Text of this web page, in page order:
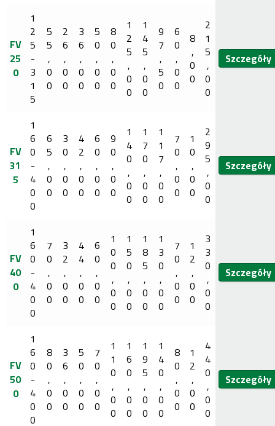
FV
25
0
1
2
5
-
3
1
5
5
5
,
0
0
2
6
,
0
0
3
6
,
0
0
5
0
,
0
0
8
0
,
0
0
1
2
5
,
0
0
1
4
5
,
0
0
9
7
,
5
0
6
0
,
0
0
8
,
0
0
2
1
5
,
0
0
Szczegóły
FV
31
5
1
6
0
-
4
0
0
6
5
,
0
0
3
0
,
0
0
4
2
,
0
0
6
0
,
0
0
9
0
,
0
0
1
4
0
,
0
0
1
7
0
,
0
0
1
1
7
,
0
0
7
0
,
0
0
1
0
,
0
0
2
9
5
,
0
0
Szczegóły
FV
40
0
1
6
0
-
4
0
0
7
0
,
0
0
3
2
,
0
0
4
4
,
0
0
6
0
,
0
0
1
0
0
,
0
0
1
5
0
,
0
0
1
8
5
,
0
0
1
3
0
,
0
0
7
0
,
0
0
1
2
,
0
0
3
3
0
,
0
0
Szczegóły
FV
50
0
1
6
0
-
4
0
0
8
0
,
0
0
3
6
,
0
0
5
0
,
0
0
7
0
,
0
0
1
1
0
,
0
0
1
6
0
,
0
0
1
9
5
,
0
0
1
4
0
,
0
0
8
0
,
0
0
1
2
,
0
0
4
4
0
,
0
0
Szczegóły